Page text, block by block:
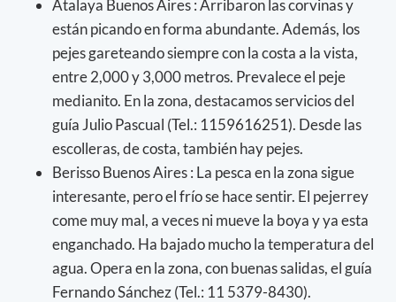
Atalaya Buenos Aires : Arribaron las corvinas y
están picando en forma abundante. Además, los
pejes gareteando siempre con la costa a la vista,
entre 2,000 y 3,000 metros. Prevalece el peje
medianito. En la zona, destacamos servicios del
guía Julio Pascual (Tel.: 1159616251). Desde las
escolleras, de costa, también hay pejes.
Berisso Buenos Aires : La pesca en la zona sigue
interesante, pero el frío se hace sentir. El pejerrey
come muy mal, a veces ni mueve la boya y ya esta
enganchado. Ha bajado mucho la temperatura del
agua. Opera en la zona, con buenas salidas, el guía
Fernando Sánchez (Tel.: 11 5379-8430).